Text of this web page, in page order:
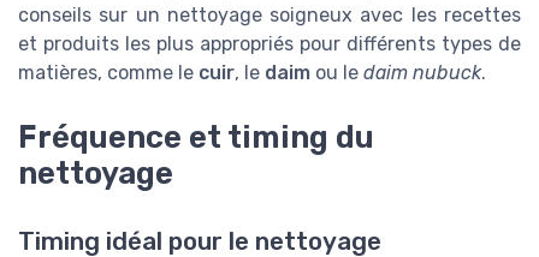
conseils sur un nettoyage soigneux avec les recettes
et produits les plus appropriés pour différents types de
matières, comme le cuir, le daim ou le daim nubuck.
Fréquence et timing du
nettoyage
Timing idéal pour le nettoyage